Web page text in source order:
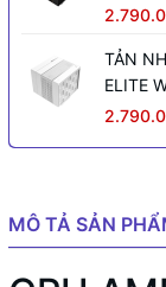
TẢN
ELITE
MÔ TẢ SẢN